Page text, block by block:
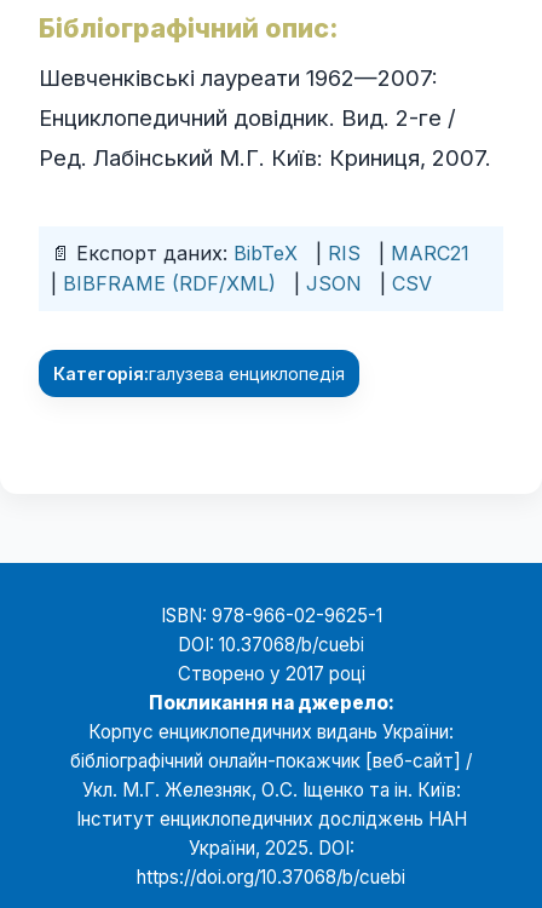
Бібліографічний опис:
Шевченківські лауреати 1962—2007:
Енциклопедичний довідник. Вид. 2-ге /
Ред. Лабінський М.Г. Київ: Криниця, 2007.
📄 Експорт даних: BibTeX RIS
MARC21
BIBFRAME (RDF/XML) JSON CSV
Категорія:галузева енциклопедія
ISBN: 978-966-02-9625-1
DOI: 10.37068/b/cuebi
Створено у 2017 році
Покликання на джерело:
Корпус енциклопедичних видань України:
бібліографічний онлайн-покажчик [веб-сайт] /
Укл. М.Г. Железняк, О.С. Іщенко та ін. Київ:
Інститут енциклопедичних досліджень НАН
України, 2025. DOI:
https://doi.org/10.37068/b/cuebi